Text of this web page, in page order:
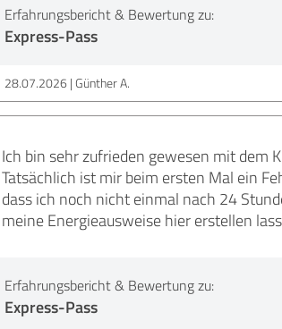
Erfahrungsbericht & Bewertung zu:
Express-Pass
28.07.2026 Günther A.
Ich bin sehr zufrieden gewesen mit dem
Tatsächlich ist mir beim ersten Mal ein
dass ich noch nicht einmal nach 24
meine Energieausweise hier erstellen
Erfahrungsbericht & Bewertung zu:
Express-Pass